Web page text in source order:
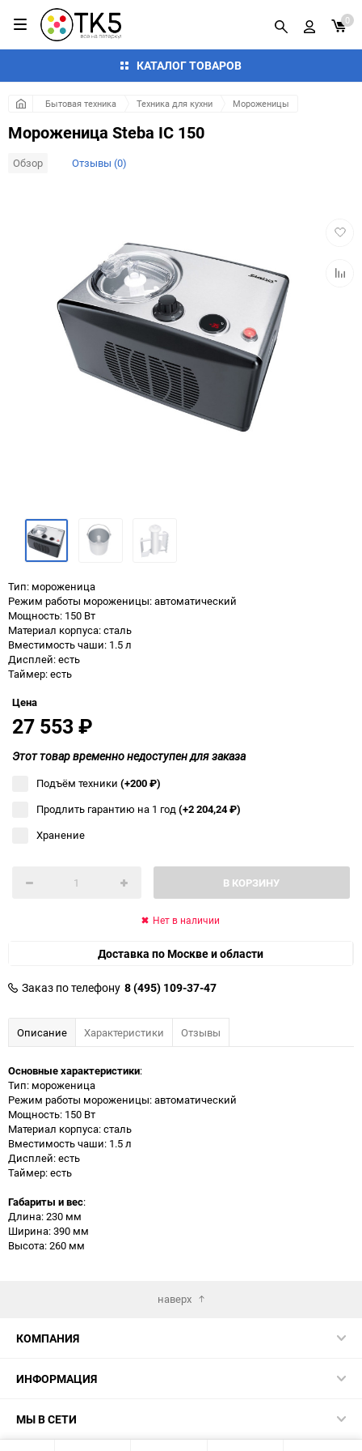
КАТАЛОГ ТОВАРОВ
0
Бытовая техника Техника для кухни Мороженицы
Мороженица Steba IC 150
Обзор Отзывы (0)
Тип: мороженица
Режим работы мороженицы: автоматический
Мощность: 150 Вт
Материал корпуса: сталь
Вместимость чаши: 1.5 л
Дисплей: есть
Таймер: есть
Цена
27 553 ₽
Этот товар временно недоступен для заказа
Подъём техники (+200₽)
Продлить гарантию на 1 год(+2 204,24₽)
Хранение
В КОРЗИНУ
Нет в наличии
Доставка по Москве и области
Заказ по телефону 8 (495) 109-37-47
Описание Характеристики Отзывы
Основные характеристики:
Тип: мороженица
Режим работы мороженицы: автоматический
Мощность: 150 Вт
Материал корпуса: сталь
Вместимость чаши: 1.5 л
Дисплей: есть
Таймер: есть
Габариты и вес:
Длина: 230 мм
Ширина: 390 мм
Высота: 260 мм
наверх
КОМПАНИЯ
ИНФОРМАЦИЯ
МЫ В СЕТИ